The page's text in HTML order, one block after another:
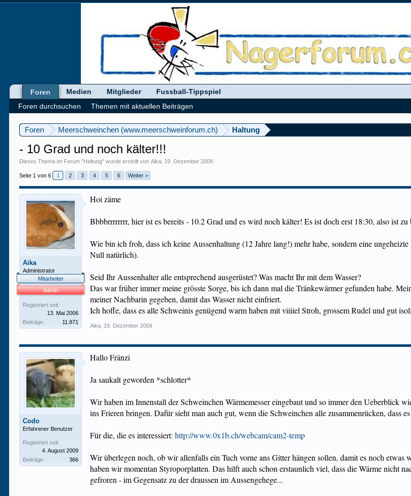
Foren Meerschweinchen (www.meerschweinforum.ch) Haltung
- 10 Grad und noch kälter!!!
Dieses Thema im Forum "Haltung" wurde erstellt vonAika 19. Dezember 2009
Seite 1 von 6 1 2 3 4 5 6 Weiter >
Aika
Administrator
Mitarbeiter
Admin
Registriert seit:
13. Mai 2006
Beiträge:
11.871
Hoi zäme
Bbbbrrrrrrrr, hier ist es bereits - 10.2 Grad und es wird noch kälter! Es ist doch erst 18:30, also ist
Wie bin ich froh, dass ich keine Aussenhaltung (12 Jahre lang!) mehr habe, sondern eine
Null natürlich).
Seid Ihr Aussenhalter alle entsprechend ausgerüstet? Was macht Ihr mit dem Wasser?
Das war früher immer meine grösste Sorge, bis ich dann mal die Tränkewärmer gefunden habe.
meiner Nachbarin gegeben, damit das Wasser nicht einfriert.
Ich hoffe, dass es alle Schweinis genügend warm haben mit viiiiel Stroh, grossem Rudel und gut
Aika 19. Dezember 2009
Codo
Erfahrener Benutzer
Registriert seit:
4. August 2009
Beiträge:
366
Hallo Fränzi
Ja saukalt geworden *schlotter*
Wir haben im Innenstall der Schweinchen Wärmemesser eingebaut und so immer den Ueberblick
ins Frieren bringen. Dafür sieht man auch gut, wenn die Schweinchen alle zusammenrücken, dass
Für die, die es interessiert:http://www.0x1b.ch/webcam/cam2-temp
Wir überlegen noch, ob wir allenfalls ein Tuch vorne ans Gitter hängen sollen, damit es noch
haben wir momentan Styroporplatten. Das hilft auch schon erstaunlich viel, dass die Wärme nicht
gefroren - im Gegensatz zu der draussen im Aussengehege...
Foren
Foren durchsuchen
Themen mit aktuellen Beiträgen
Medien Mitglieder Fussball-Tippspiel